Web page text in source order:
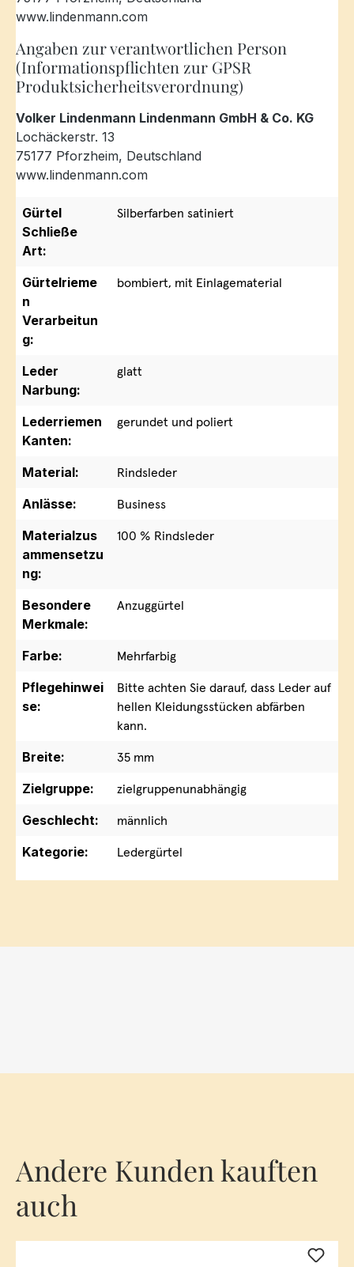
www.lindenmann.com
Angaben zur verantwortlichen Person
(Informationspflichten zur GPSR
Produktsicherheitsverordnung)
Volker Lindenmann Lindenmann GmbH & Co. KG
Lochäckerstr. 13
75177 Pforzheim, Deutschland
www.lindenmann.com
Gürtel
Schließe
Art:
Silberfarben satiniert
Gürtelrieme
n
Verarbeitun
g:
bombiert, mit Einlagematerial
Leder
Narbung:
glatt
Lederriemen
Kanten:
gerundet und poliert
Material:
Rindsleder
Anlässe:
Business
Materialzus
ammensetzu
ng:
100 % Rindsleder
Besondere
Merkmale:
Anzuggürtel
Farbe:
Mehrfarbig
Pflegehinwei
se:
Bitte achten Sie darauf, dass Leder auf
hellen Kleidungsstücken abfärben
kann.
Breite:
35 mm
Zielgruppe:
zielgruppenunabhängig
Geschlecht:
männlich
Kategorie:
Ledergürtel
Andere Kunden kauften
auch